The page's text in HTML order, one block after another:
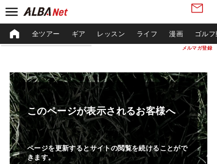
メルマガ登録
全ツアー ギア レッスン ライフ 漫画 ゴル
このページが表示されるお客様へ
ページを更新するとサイトの閲覧を続けることがで
きます。